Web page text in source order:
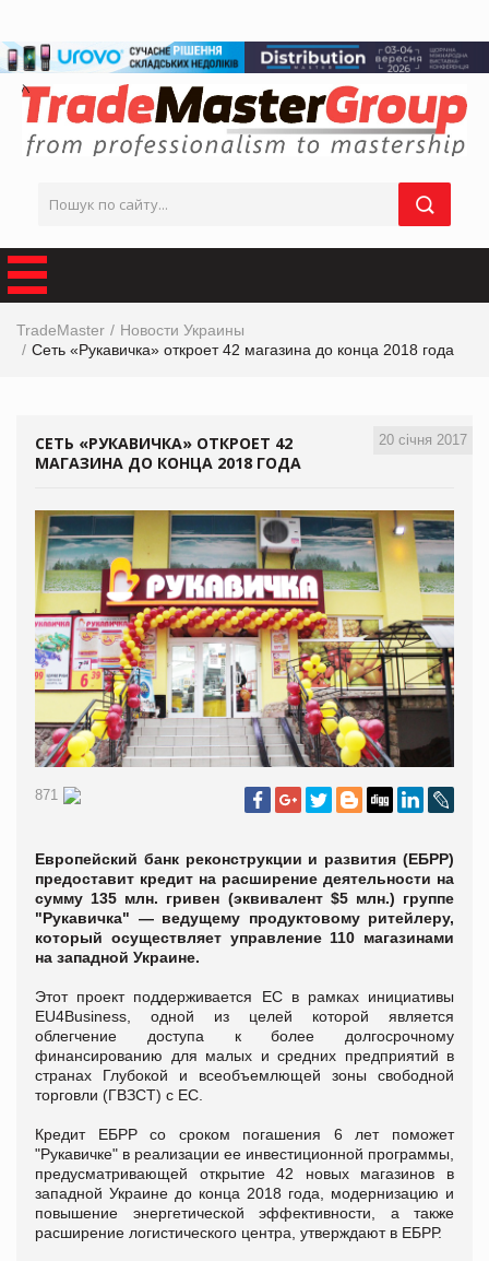
TradeMaster
Новости Украины
Сеть «Рукавичка» откроет 42 магазина до конца 2018 года
20 січня 2017
СЕТЬ «РУКАВИЧКА» ОТКРОЕТ 42
МАГАЗИНА ДО КОНЦА 2018 ГОДА
871
Европейский банк реконструкции и развития (ЕБРР)
предоставит кредит на расширение деятельности на
сумму 135 млн. гривен (эквивалент $5 млн.) группе
"Рукавичка" — ведущему продуктовому ритейлеру,
который осуществляет управление 110 магазинами
на западной Украине.
Этот проект поддерживается ЕС в рамках инициативы
EU4Business, одной из целей которой является
облегчение доступа к более долгосрочному
финансированию для малых и средних предприятий в
странах Глубокой и всеобъемлющей зоны свободной
торговли (ГВЗСТ) с ЕС.
Кредит ЕБРР со сроком погашения 6 лет поможет
"Рукавичке" в реализации ее инвестиционной программы,
предусматривающей открытие 42 новых магазинов в
западной Украине до конца 2018 года, модернизацию и
повышение энергетической эффективности, а также
расширение логистического центра, утверждают в ЕБРР.